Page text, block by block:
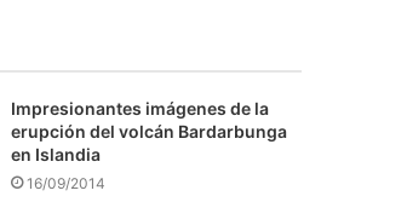
Impresionantes imágenes de la
erupción del volcán Bardarbunga
en Islandia
16/09/2014